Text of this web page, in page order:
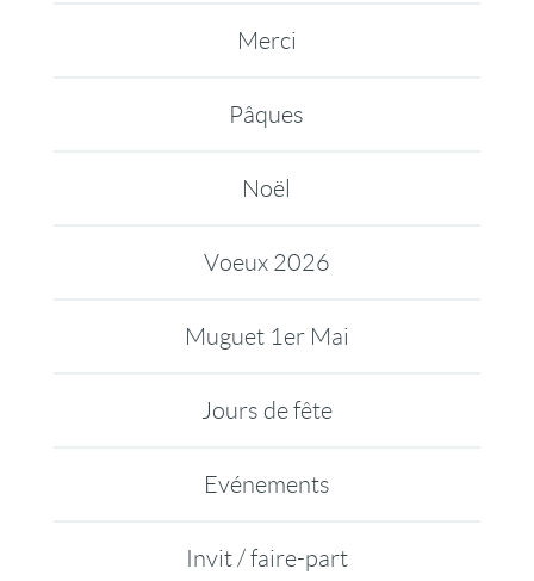
Merci
Pâques
Noël
Voeux 2026
Muguet 1er Mai
Jours de fête
Evénements
Invit / faire-part